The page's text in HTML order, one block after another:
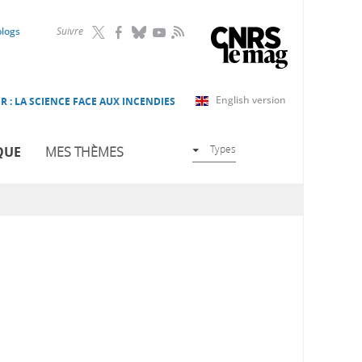
Suivre RSS
English version
: LA SCIENCE FACE AUX INCENDIES
MES THÈMES Types